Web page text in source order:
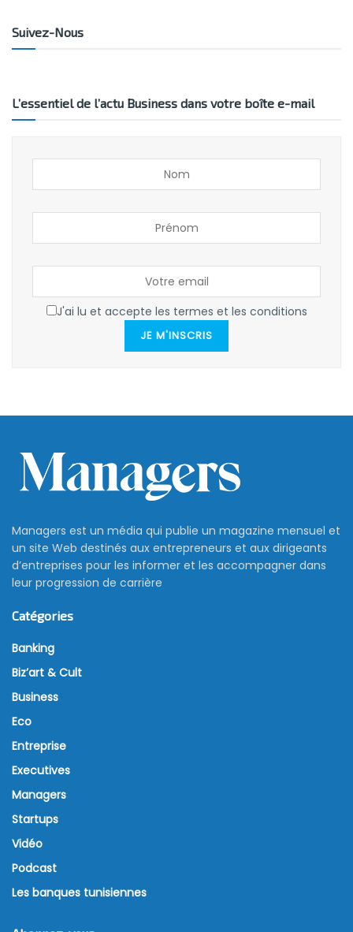
Suivez-Nous
L’essentiel de l’actu Business dans votre boîte e-mail
J'ai lu et accepte les termes et les conditions
JE M'INSCRIS
Managers est un média qui publie un magazine mensuel et
un site Web destinés aux entrepreneurs et aux dirigeants
d’entreprises pour les informer et les accompagner dans
leur progression de carrière
Catégories
Banking
Biz’art & Cult
Business
Eco
Entreprise
Executives
Managers
Startups
Vidéo
Podcast
Les banques tunisiennes